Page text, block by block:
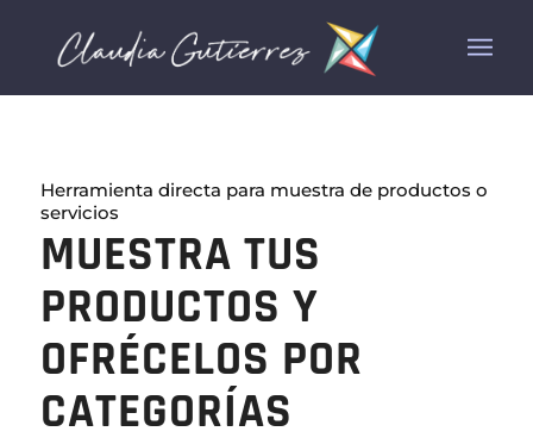
Herramienta directa para muestra de productos o
servicios
MUESTRA TUS
PRODUCTOS Y
OFRÉCELOS POR
CATEGORÍAS